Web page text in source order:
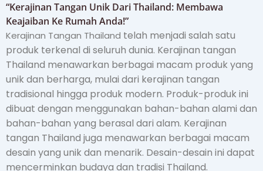
“Kerajinan Tangan Unik Dari Thailand: Membawa
Keajaiban Ke Rumah Anda!”
Kerajinan Tangan Thailand telah menjadi salah satu
produk terkenal di seluruh dunia. Kerajinan tangan
Thailand menawarkan berbagai macam produk yang
unik dan berharga, mulai dari kerajinan tangan
tradisional hingga produk modern. Produk-produk ini
dibuat dengan menggunakan bahan-bahan alami dan
bahan-bahan yang berasal dari alam. Kerajinan
tangan Thailand juga menawarkan berbagai macam
desain yang unik dan menarik. Desain-desain ini dapat
mencerminkan budaya dan tradisi Thailand.